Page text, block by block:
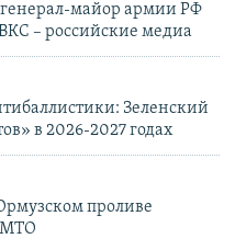
майор армии РФ
– российские медиа
Зеленский
в 2026-2027 годах
проливе